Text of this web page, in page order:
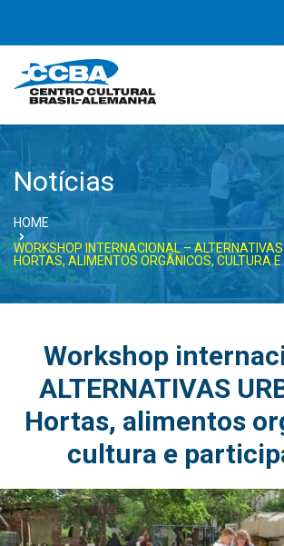
Notícias
HOME
WORKSHOP INTERNACIONAL –
HORTAS, ALIMENTOS ORGÂNICOS, CULTURA
Workshop
ALTERNATIVAS
Hortas, alimentos
cultura e